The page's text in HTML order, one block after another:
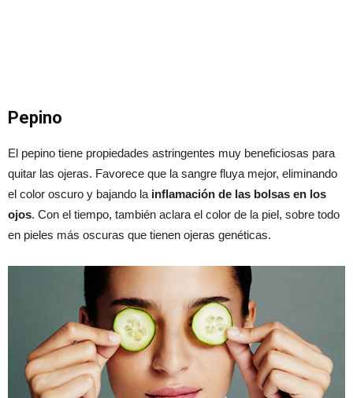
Pepino
El pepino tiene propiedades astringentes muy beneficiosas para
quitar las ojeras. Favorece que la sangre fluya mejor, eliminando
el color oscuro y bajando la inflamación de las bolsas en los
ojos. Con el tiempo, también aclara el color de la piel, sobre todo
en pieles más oscuras que tienen ojeras genéticas.